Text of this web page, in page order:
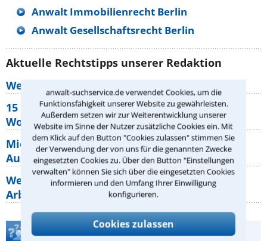
anwalt-suchservice.de verwendet Cookies, um die
Funktionsfähigkeit unserer Website zu gewährleisten.
Außerdem setzen wir zur Weiterentwicklung unserer
Website im Sinne der Nutzer zusätzliche Cookies ein. Mit
dem Klick auf den Button "Cookies zulassen" stimmen Sie
der Verwendung der von uns für die genannten Zwecke
eingesetzten Cookies zu. Über den Button "Einstellungen
verwalten" können Sie sich über die eingesetzten Cookies
informieren und den Umfang Ihrer Einwilligung
konfigurieren.
Cookies zulassen
Anwalt Immobilienrecht Berlin
Anwalt Gesellschaftsrecht Berlin
Aktuelle Rechtstipps unserer Redaktion
Wer muss Zweitwohnungssteuer zahlen?
15 elementare Rechte, die jeder
Wohnungseigentümer kennen sollte
Mietpreisbremse 2026: Alle Regeln,
Ausnahmen und Rechte für Mieter
Welche Regeln für Teilnahme, Urlaub,
Arbeitszeit gelten beim
Teste Dein Rechtswissen